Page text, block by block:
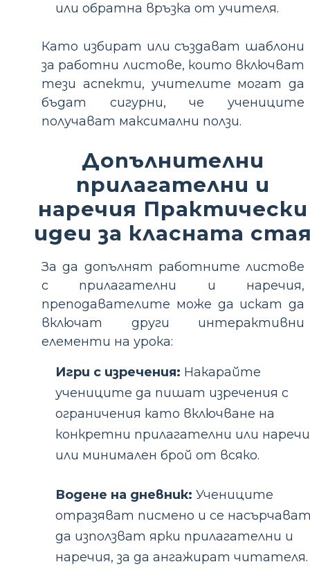
или обратна връзка от учителя.
Като избират или създават шаблони
за работни листове, които включват
тези аспекти, учителите могат да
бъдат сигурни, че учениците
получават максимални ползи.
Допълнителни
прилагателни и
наречия Практически
идеи за класната
За да допълнят работните листове
с прилагателни и наречия,
преподавателите може да искат да
включат други интерактивни
елементи на урока:
Игри с изречения: Накарайте
учениците да пишат изречения с
ограничения като включване на
конкретни прилагателни или
или минимален брой от всяко.
Водене на дневник: Учениците
отразяват писмено и се
да използват ярки прилагателни и
наречия, за да ангажират читателя.